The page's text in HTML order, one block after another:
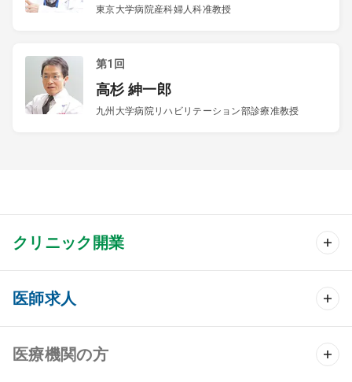
東京大学病院産科婦人科准教授
第1回
高杉 紳一郎
九州大学病院リハビリテーション部診療准教授
クリニック開業
クリニック開業 TOP
クリニック物件検索
医師求人
医師求人 TOP
医療機関の方